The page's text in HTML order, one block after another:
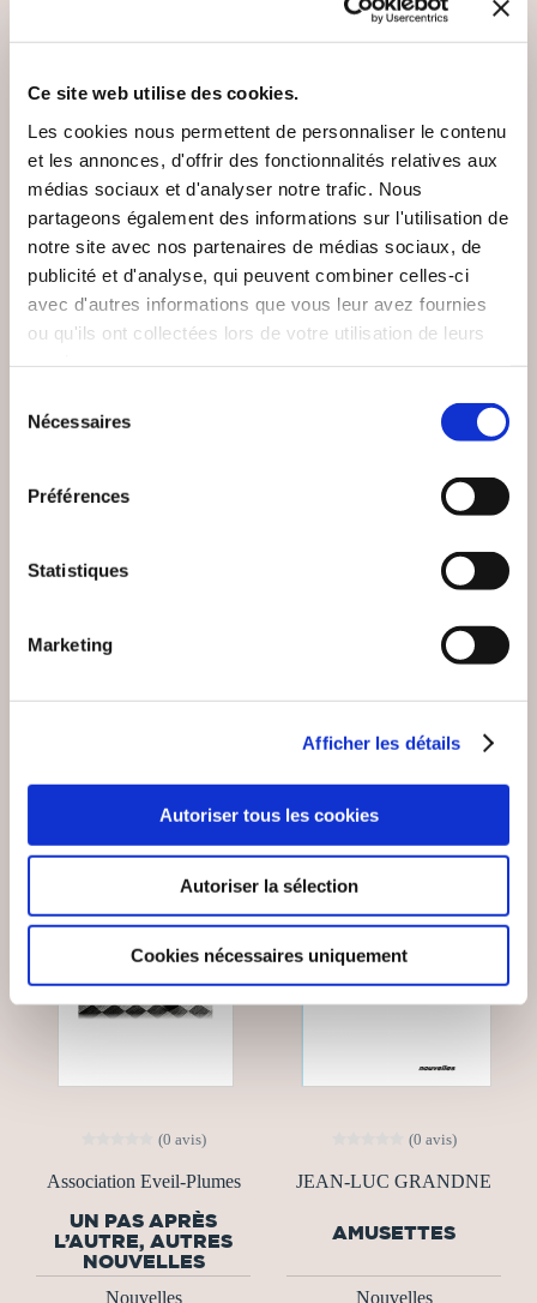
Ce site web utilise des cookies.
Les cookies nous permettent de personnaliser le contenu
et les annonces, d'offrir des fonctionnalités relatives aux
médias sociaux et d'analyser notre trafic. Nous
partageons également des informations sur l'utilisation de
notre site avec nos partenaires de médias sociaux, de
publicité et d'analyse, qui peuvent combiner celles-ci
avec d'autres informations que vous leur avez fournies
ou qu'ils ont collectées lors de votre utilisation de leurs
Nécessaires
Préférences
Statistiques
Marketing
Afficher les détails
Autoriser tous les cookies
Autoriser la sélection
Cookies nécessaires uniquement
NEW
UNE POULE SUR UN
Nouvelles
12€00
(0 avis)
ELLE A TUÉ DE
9€00
(0 avis)
Association Eveil-Plumes
UN PAS APRÈS
L’AUTRE, AUTRES
NOUVELLES
Nouvelles
(0 avis)
JEAN-LUC GRANDNE
AMUSETTES
Nouvelles